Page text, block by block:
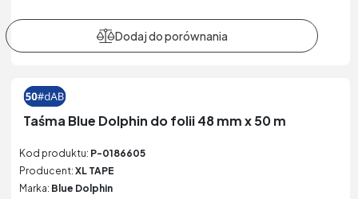
Taśma Blue Dolphin do folii 48 mm x 50 m
Kod produktu: P-0186605
Producent: XL TAPE
Marka: Blue Dolphin